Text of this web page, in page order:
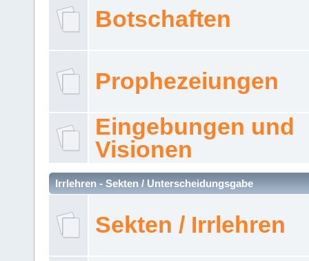
Botschaften
Prophezeiungen
Eingebungen und
Visionen
Irrlehren - Sekten / Unterscheidungsgabe
Sekten / Irrlehren